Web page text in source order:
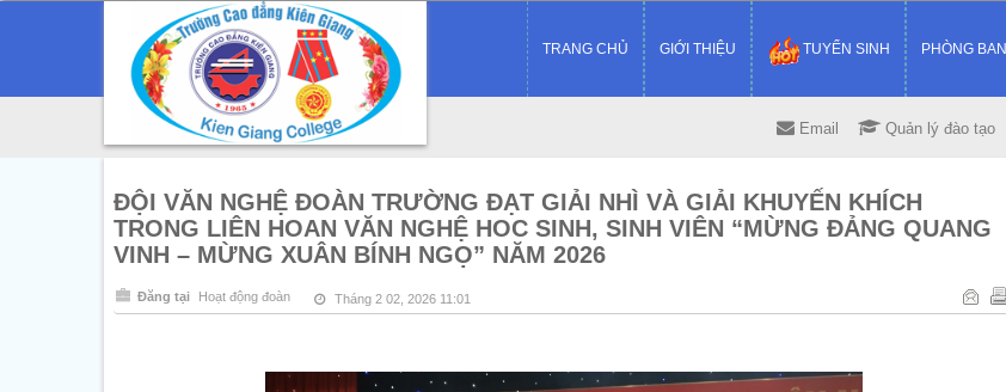
TRANG CHỦ GIỚI THIỆU TUYỂN SINH PHÒNG BAN
Email Quản lý đào tạo
ĐỘI VĂN NGHỆ ĐOÀN TRƯỜNG ĐẠT GIẢI NHÌ VÀ GIẢI KHUYẾN KHÍCH
TRONG LIÊN HOAN VĂN NGHỆ HOC SINH, SINH VIÊN “MỪNG ĐẢNG QUANG
VINH – MỪNG XUÂN BÍNH NGỌ” NĂM 2026
Đăng tại Hoạt động đoàn Tháng 2 02, 2026 11:01